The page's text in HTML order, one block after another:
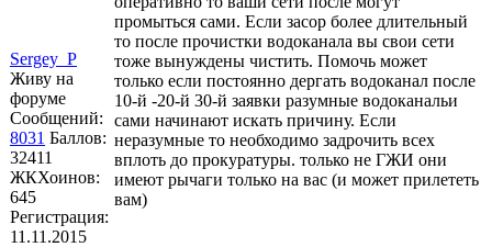
Sergey_P
Живу на
форуме
Сообщений:
8031 Баллов:
32411
ЖКХоинов:
645
Регистрация:
11.11.2015
промыться сами. Если засор более длительный
то после прочистки водоканала вы свои сети
тоже вынуждены чистить. Помочь может
только если постоянно дергать водоканал после
10-й -20-й 30-й заявки разумные водоканальи
сами начинают искать причину. Если
неразумные то необходимо задрочить всех
вплоть до прокуратуры. только не ГЖИ они
имеют рычаги только на вас (и может прилететь
вам)